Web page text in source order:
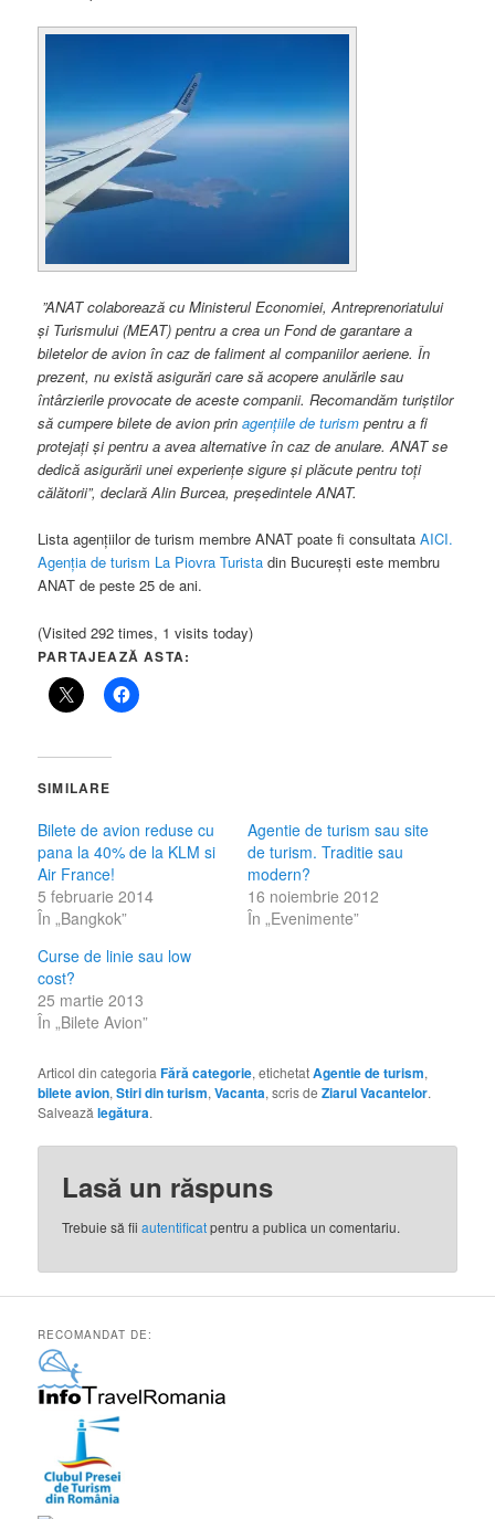
”ANAT colaborează cu Ministerul Economiei, Antreprenoriatului
și Turismului (MEAT) pentru a crea un Fond de garantare a
biletelor de avion în caz de faliment al companiilor aeriene. În
prezent, nu există asigurări care să acopere anulările sau
întârzierile provocate de aceste companii. Recomandăm turiștilor
să cumpere bilete de avion prinagențiile de turism pentru a fi
protejați și pentru a avea alternative în caz de anulare. ANAT se
dedică asigurării unei experiențe sigure și plăcute pentru toți
călătorii”, declară Alin Burcea, președintele ANAT.
Lista agențiilor de turism membre ANAT poate fi consultataAICI.
Agenția de turism La Piovra Turista din București este membru
ANAT de peste 25 de ani.
(Visited 292 times, 1 visits today)
PARTAJEAZĂ ASTA:
SIMILARE
Bilete de avion reduse cu
pana la 40% de la KLM si
Air France!
5 februarie 2014
În „Bangkok”
Agentie de turism sau site
de turism. Traditie sau
modern?
16 noiembrie 2012
În „Evenimente”
Curse de linie sau low
cost?
25 martie 2013
În „Bilete Avion”
Articol din categoriaFără categorie, etichetatAgentie de turism,
bilete avion,Stiri din turism,Vacanta, scris deZiarul Vacantelor.
Salveazălegătura.
Lasă un răspuns
Trebuie să fiiautentificatpentru a publica un comentariu.
RECOMANDAT DE: